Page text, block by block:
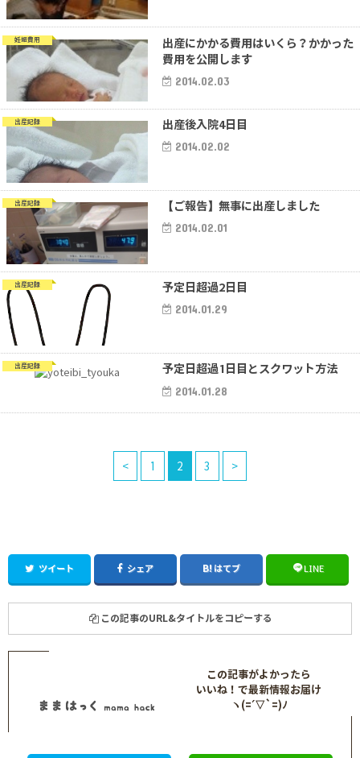
妊娠費用
出産にかかる費用はいくら？かかった
費用を公開します
2014.02.03
出産記録 出産後入院4日目
2014.02.02
出産記録 【ご報告】無事に出産しました
2014.02.01
出産記録 予定日超過2日目
2014.01.29
出産記録 予定日超過1日目とスクワット方法
2014.01.28
< 1 2 3 >
ツイート シェア はてブ LINE
この記事のURL&タイトルをコピーする
この記事がよかったら
いいね！で最新情報お届け
ヽ(=´▽`=)ﾉ